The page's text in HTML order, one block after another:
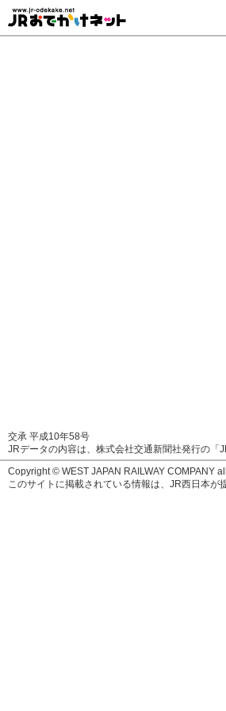
交承 平成10年58号
JRデータの内容は、株式会社交通新聞社発行の「
Copyright © WEST JAPAN RAILWAY COMPANY
このサイトに掲載されている情報は、JR西日本が